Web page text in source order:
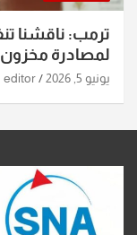
ترمب: ناقشنا
لمصادرة مخزون
يونيو 5, 2026 editor